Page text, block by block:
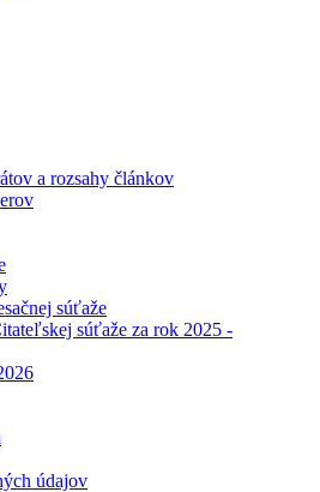
a rozsahy článkov
súťaže
súťaže za rok 2025 -
údajov